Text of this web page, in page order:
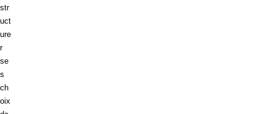
str
uct
ure
r
se
s
ch
oix